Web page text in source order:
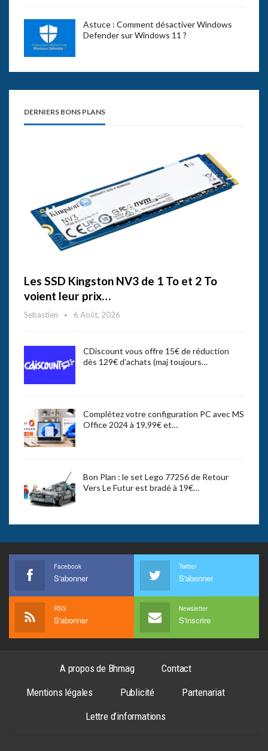
Astuce : Comment désactiver Windows
Defender sur Windows 11 ?
DERNIERS BONS PLANS
Les SSD Kingston NV3 de 1 To et 2 To
voient leur prix…
Sebastien 6 Août, 2026
CDiscount vous offre 15€ de réduction
dès 129€ d’achats (maj toujours…
Complétez votre configuration PC avec MS
Office 2024 à 19,99€ et…
Bon Plan : le set Lego 77256 de Retour
Vers Le Futur est bradé à 19€…
Facebook
S'abonner
Twitter
S'abonner
RSS
S'abonner
Newsletter
S'inscrire
A propos de Bhmag
Contact
Mentions légales
Publicité
Partenariat
Lettre d’informations